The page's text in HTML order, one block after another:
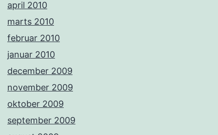
april 2010
marts 2010
februar 2010
januar 2010
december 2009
november 2009
oktober 2009
september 2009